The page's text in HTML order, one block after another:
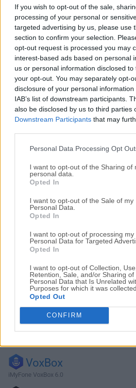
If you wish to opt-out of the sale,
processing of your personal or
targeted advertising by us, please use
section to confirm your selection.
opt-out request is processed you may
interest-based ads based on personal
us or personal information disclosed
your opt-out. You may separately opt-
disclosure of your personal
IAB’s list of downstream participants.
also be disclosed by us to third parties
Downstream Participants that may
Personal Data Processing Opt
I want to opt-out of the Sharing of
personal data.
Opted In
I want to opt-out of the Sale of my
Personal Data.
Opted In
I want to opt-out of processing my
Personal Data for Targeted
Opted In
I want to opt-out of Collection, Use,
Retention, Sale, and/or Sharing of
Personal Data that Is Unrelated
Purposes for which it was collected.
Opted Out
CONFIRM
Spicetify es una potente utilidad de
Comandos (CLI) que permite a los
tomar control total sobre las
personalización de la aplicación
PC.Dado que esta popular aplicación
música no cuenta con soporte para
o mods, los desarrolladores de
forma de tomar el control de su
componentes, permitiendo a los
propia versión del cliente de Spotify
sus necesidades, no solo
una amplia gama de otros
necesitaste, pero que no sabías que
Alternativas y Software Similar
VoxBox
iMyFone VoxBox 6.0